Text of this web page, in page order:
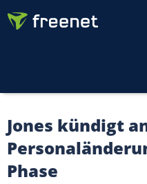
Jones kündigt
Phase